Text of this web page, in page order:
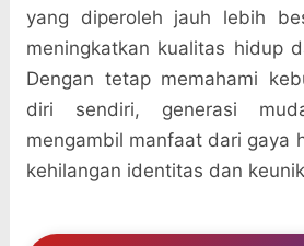
yang diperoleh jauh lebih
meningkatkan kualitas hidup
Dengan tetap memahami
diri sendiri, generasi
mengambil manfaat dari gaya
kehilangan identitas dan